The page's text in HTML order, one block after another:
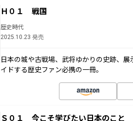
Ｈ０１ 戦国
歴史時代
2025.10.23 発売
日本の城や古戦場、武将ゆかりの史跡、
イドする歴史ファン必携の一冊。
Ｓ０１ 今こそ学びたい日本のこと